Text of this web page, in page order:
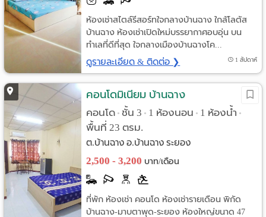
ห้องเช่าสไตล์รีสอร์ทใจกลางบ้านฉาง ใกล้โลตัส
บ้านฉาง ห้องเช่าเปิดใหม่บรรยากาศอบอุ่น บน
ทำเลที่ดีที่สุด ใจกลางเมืองบ้านฉางโค...
ดูรายละเอียด & ติดต่อ ❯ 1 สัปดาห์
คอนโดมิเนียม บ้านฉาง
คอนโด • ชั้น 3 • 1 ห้องนอน • 1 ห้องน้ำ •
พื้นที่ 23 ตรม.
ต.บ้านฉาง อ.บ้านฉาง ระยอง
2,500 - 3,200 บาท/เดือน
ที่พัก ห้องเช่า คอนโด ห้องเช่ารายเดือน พิกัด
บ้านฉาง-มาบตาพุด-ระยอง ห้องใหญ่ขนาด 47